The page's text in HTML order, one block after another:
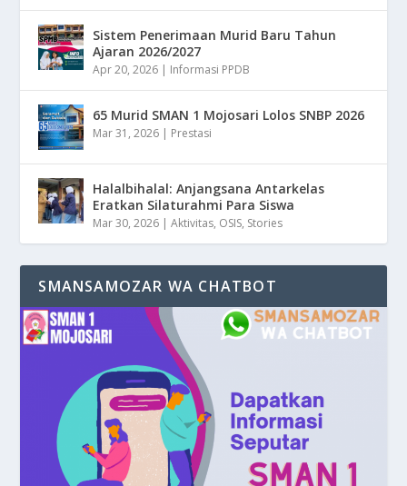
Sistem Penerimaan Murid Baru Tahun
Ajaran 2026/2027
Apr 20, 2026 | Informasi PPDB
65 Murid SMAN 1 Mojosari Lolos SNBP 2026
Mar 31, 2026 | Prestasi
Halalbihalal: Anjangsana Antarkelas
Eratkan Silaturahmi Para Siswa
Mar 30, 2026 |Aktivitas, OSIS, Stories
SMANSAMOZAR WA CHATBOT